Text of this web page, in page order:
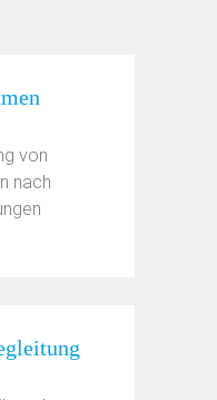
von
nach